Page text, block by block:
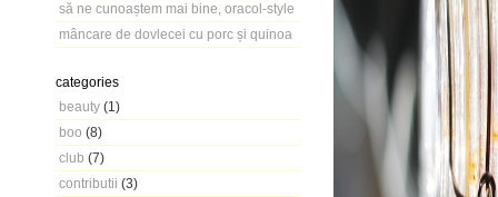
să ne cunoaștem mai bine, oracol-style
mâncare de dovlecei cu porc și quinoa
categories
beauty (1)
boo (8)
club (7)
contributii (3)